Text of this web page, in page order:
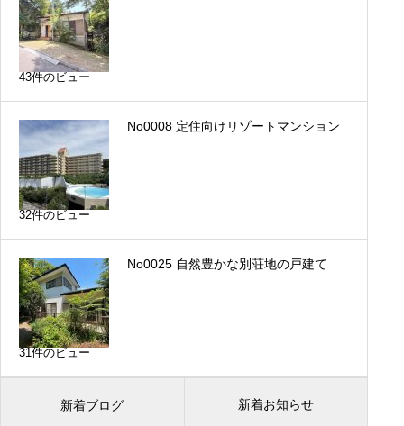
43件のビュー
No0008 定住向けリゾートマンション
32件のビュー
No0025 自然豊かな別荘地の戸建て
31件のビュー
新着ブログ 新着お知らせ